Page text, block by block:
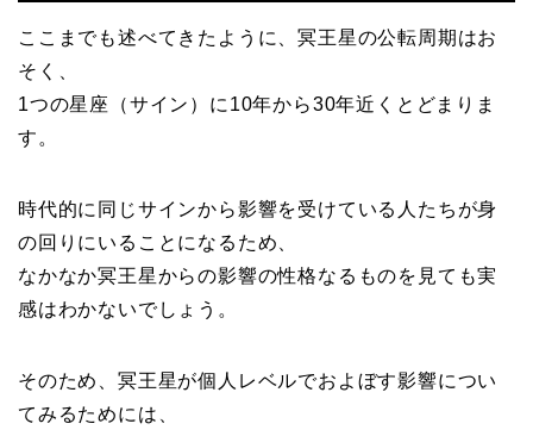
ここまでも述べてきたように、冥王星の公転周期はお
そく、
1つの星座（サイン）に10年から30年近くとどまりま
す。
時代的に同じサインから影響を受けている人たちが身
の回りにいることになるため、
なかなか冥王星からの影響の性格なるものを見ても実
感はわかないでしょう。
そのため、冥王星が個人レベルでおよぼす影響につい
てみるためには、